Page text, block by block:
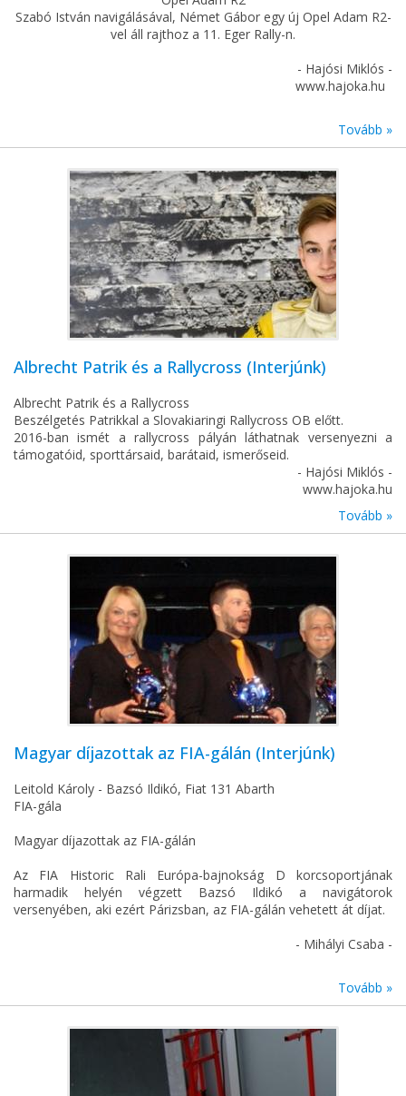
Szabó István navigálásával, Német Gábor egy új Opel Adam R2-
vel áll rajthoz a 11. Eger Rally-n.
- Hajósi Miklós -
www.hajoka.hu
Tovább »
Albrecht Patrik és a Rallycross (Interjúnk)
Albrecht Patrik és a Rallycross
Beszélgetés Patrikkal a Slovakiaringi Rallycross OB előtt.
2016-ban ismét a rallycross pályán láthatnak versenyezni a
támogatóid, sporttársaid, barátaid, ismerőseid.
- Hajósi Miklós -
www.hajoka.hu
Tovább »
Magyar díjazottak az FIA-gálán (Interjúnk)
Leitold Károly - Bazsó Ildikó, Fiat 131 Abarth
FIA-gála
Magyar díjazottak az FIA-gálán
Az FIA Historic Rali Európa-bajnokság D korcsoportjának
harmadik helyén végzett Bazsó Ildikó a navigátorok
versenyében, aki ezért Párizsban, az FIA-gálán vehetett át díjat.
- Mihályi Csaba -
Tovább »